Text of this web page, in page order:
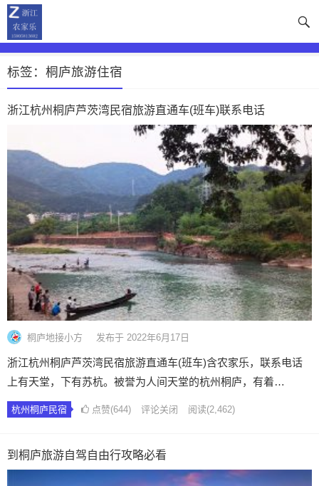
标签：桐庐旅游住宿
浙江杭州桐庐芦茨湾民宿旅游直通车(班车)联系电话
桐庐地接小方 发布于 2022年6月17日
浙江杭州桐庐芦茨湾民宿旅游直通车(班车)含农家乐，联系电话
上有天堂，下有苏杭。被誉为人间天堂的杭州桐庐，有着…
杭州桐庐民宿 点赞(644) 评论关闭 阅读(2,462)
到桐庐旅游自驾自由行攻略必看